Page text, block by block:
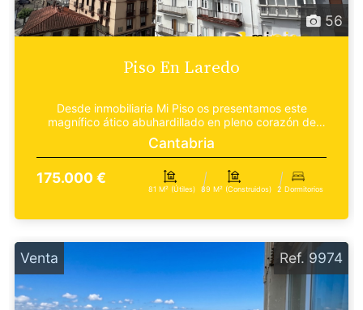
56
Piso En Laredo
Desde inmobiliaria Mi Piso os presentamos este
magnífico ático abuhardillado en pleno corazón de
Laredo,...
Cantabria
175.000 €
81 M² (útiles) 89 M² (construidos) 2 Dormitorios
Venta Ref. 9974